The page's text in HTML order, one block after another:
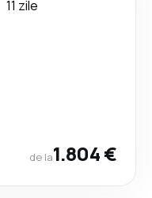
11 zile
de la1.804 €